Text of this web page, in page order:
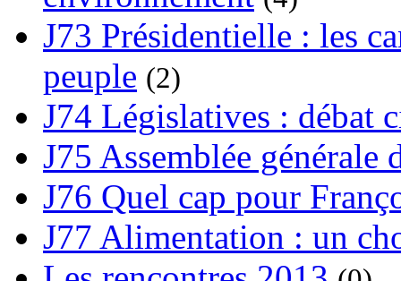
J73 Présidentielle : les
peuple (2)
J74 Législatives : débat
J75 Assemblée générale
J76 Quel cap pour
J77 Alimentation : un